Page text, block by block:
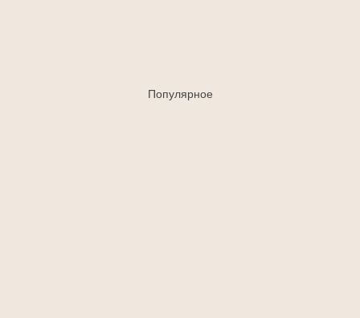
Популярное